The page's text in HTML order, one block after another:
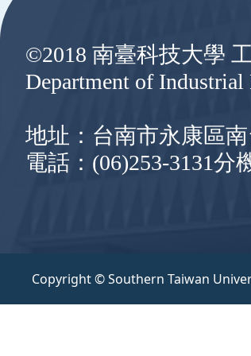
©2018 南臺科技大學
Department of Industrial
地址：台南市永康區
電話：(06)253-3131分
Copyright © Southern Taiwan